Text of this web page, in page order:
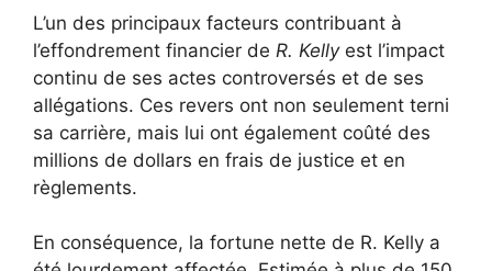
L’un des principaux facteurs contribuant à
l’effondrement financier de R. Kellyest l’impact
continu de ses actes controversés et de ses
allégations. Ces revers ont non seulement terni
sa carrière, mais lui ont également coûté des
millions de dollars en frais de justice et en
règlements.
En conséquence, la fortune nette de R. Kelly a